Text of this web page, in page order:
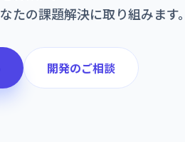
たの課題解決に取り組みます。
開発のご相談